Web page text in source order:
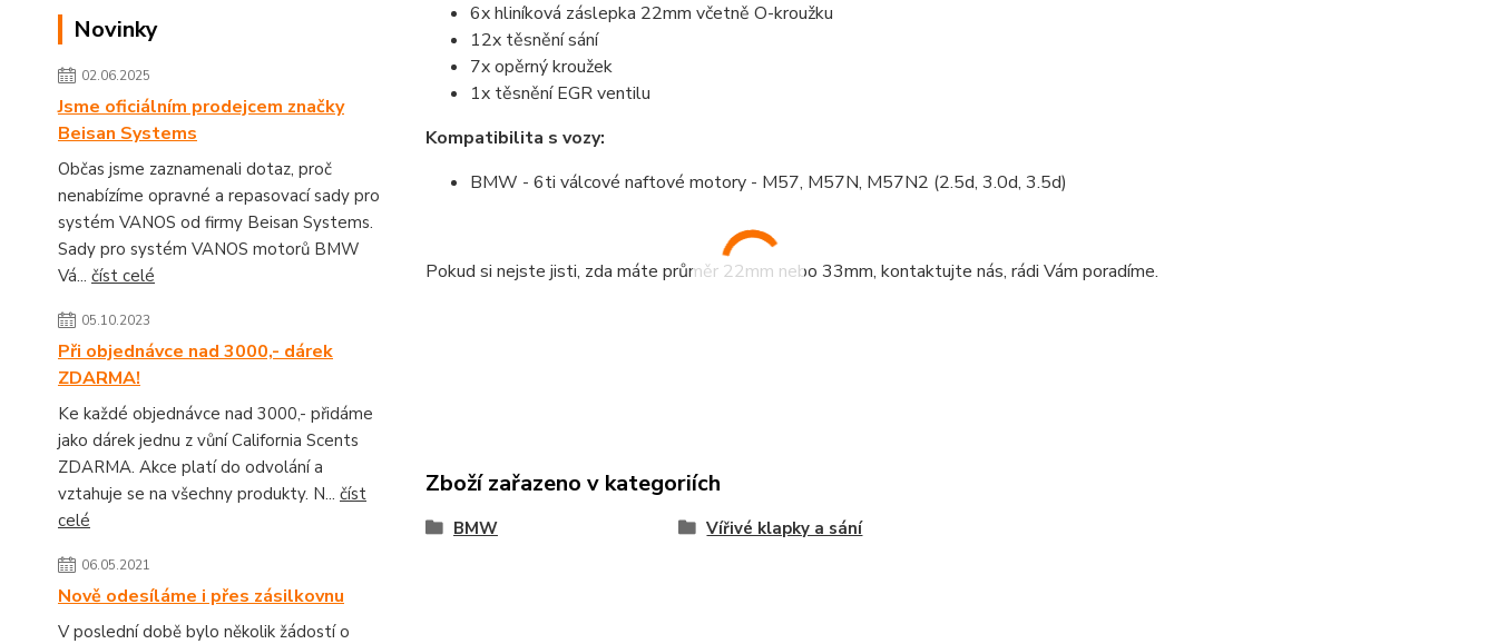
Novinky
02.06.2025
Jsme oficiálním prodejcem značky
Beisan Systems
Občas jsme zaznamenali dotaz, proč
nenabízíme opravné a repasovací sady pro
systém VANOS od firmy Beisan Systems.
Sady pro systém VANOS motorů BMW
Vá... číst celé
05.10.2023
Při objednávce nad 3000,- dárek
ZDARMA!
Ke každé objednávce nad 3000,- přidáme
jako dárek jednu z vůní California Scents
ZDARMA. Akce platí do odvolání a
vztahuje se na všechny produkty. N... číst
celé
06.05.2021
Nově odesíláme i přes zásilkovnu
V poslední době bylo několik žádostí o
6x hliníková záslepka 22mm včetně O-kroužku
12x těsnění sání
7x opěrný kroužek
1x těsnění EGR ventilu
Kompatibilita s vozy:
BMW - 6ti válcové naftové motory - M57, M57N, M57N2 (2.5d, 3.0d, 3.5d)
Pokud si nejste jisti, zda máte průměr 22mm nebo 33mm, kontaktujte nás, rádi Vám poradíme.
Zboží zařazeno v kategoriích
BMW Vířivé klapky a sání